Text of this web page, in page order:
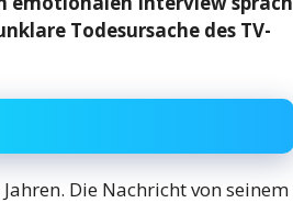
Todesursache des TV-
Die Nachricht von seinem